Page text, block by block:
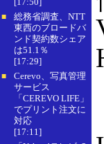
■
総務省調査、NTT
東西のブロードバ
ンド契約数シェア
は51.1％
[17:29]
■
Cerevo、写真管理
サービス
「CEREVO LIFE」
でプリント注文に
対応
[17:11]